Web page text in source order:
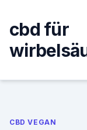
content
cbd für
CBD VEGAN